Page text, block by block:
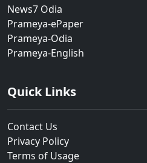
News7 Odia
Prameya-ePaper
Prameya-Odia
Prameya-English
Quick Links
Contact Us
Privacy Policy
Terms of Usage